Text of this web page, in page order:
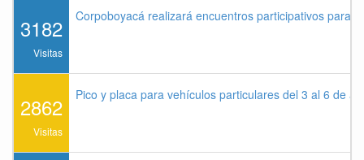
3182
Visitas
Corpoboyacá realizará encuentros participativos para
2862
Visitas
Pico y placa para vehículos particulares del 3 al 6 de